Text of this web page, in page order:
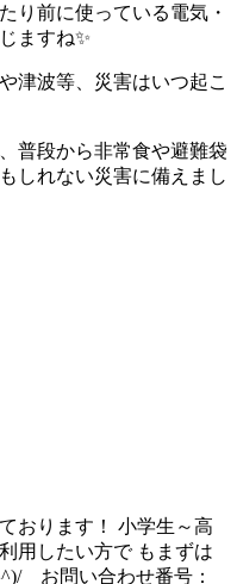
り前に使っている電気・
ますね✨
津波等、災害はいつ起こ
普段から非常食や避難袋
しれない災害に備えまし
おります！ 小学生～高
用したい方で もまずは
お問い合わせ番号：